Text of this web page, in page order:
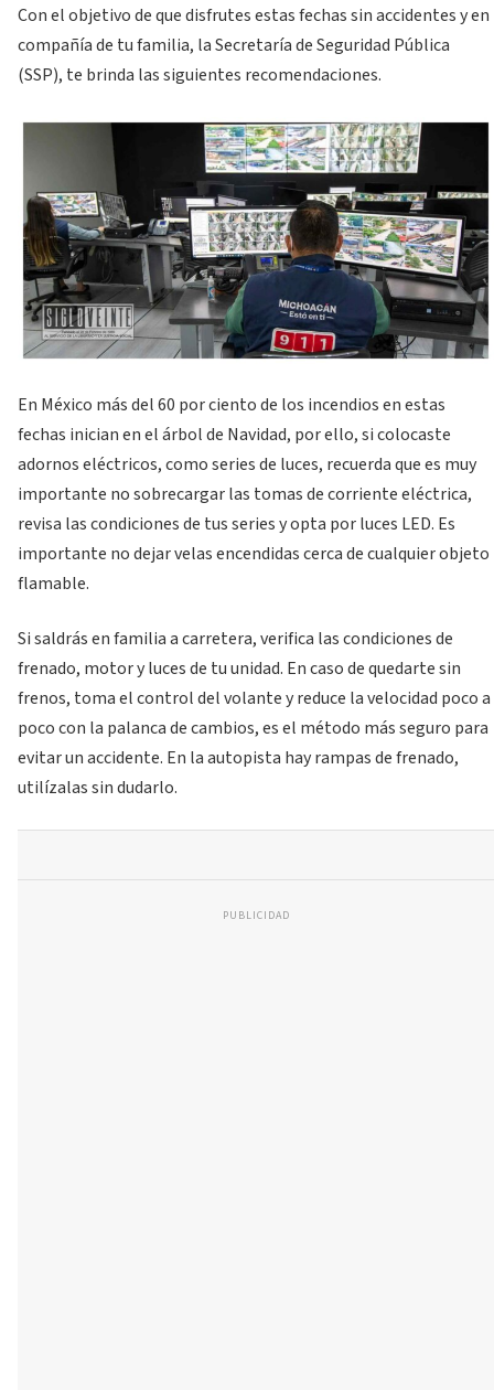
Con el objetivo de que disfrutes estas fechas sin accidentes y en
compañía de tu familia, la Secretaría de Seguridad Pública
(SSP), te brinda las siguientes recomendaciones.
En México más del 60 por ciento de los incendios en estas
fechas inician en el árbol de Navidad, por ello, si colocaste
adornos eléctricos, como series de luces, recuerda que es muy
importante no sobrecargar las tomas de corriente eléctrica,
revisa las condiciones de tus series y opta por luces LED. Es
importante no dejar velas encendidas cerca de cualquier objeto
flamable.
Si saldrás en familia a carretera, verifica las condiciones de
frenado, motor y luces de tu unidad. En caso de quedarte sin
frenos, toma el control del volante y reduce la velocidad poco a
poco con la palanca de cambios, es el método más seguro para
evitar un accidente. En la autopista hay rampas de frenado,
utilízalas sin dudarlo.
PUBLICIDAD